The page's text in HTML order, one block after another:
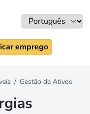
emprego
/ Gestão de Ativos